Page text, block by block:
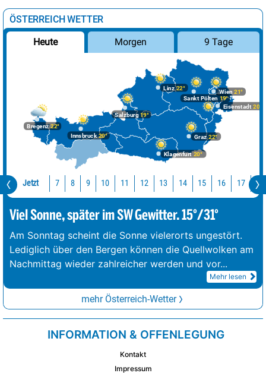
ÖSTERREICH WETTER
Heute Morgen 9 Tage
Bregenz22°
Graz22°
Innsbruck20°
Klagenfurt 20°
Linz22°
Salzburg19°
Wien 21°
Eisenstadt 20°
Sankt Pölten 19°
Jetzt 7 8 9 10 11 12 13 14 15 16 17 18
Viel Sonne, später im SW Gewitter. 15°/31°
Am Sonntag scheint die Sonne vielerorts ungestört.
Lediglich über den Bergen können die Quellwolken am
Nachmittag wieder zahlreicher werden und vor...
Mehr lesen
mehr Österreich-Wetter
INFORMATION & OFFENLEGUNG
Kontakt
Impressum